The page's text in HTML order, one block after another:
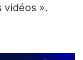
vidéos ».